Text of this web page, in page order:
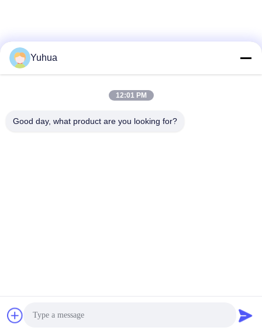
Yuhua
12:01 PM
Good day, what product are you looking for?